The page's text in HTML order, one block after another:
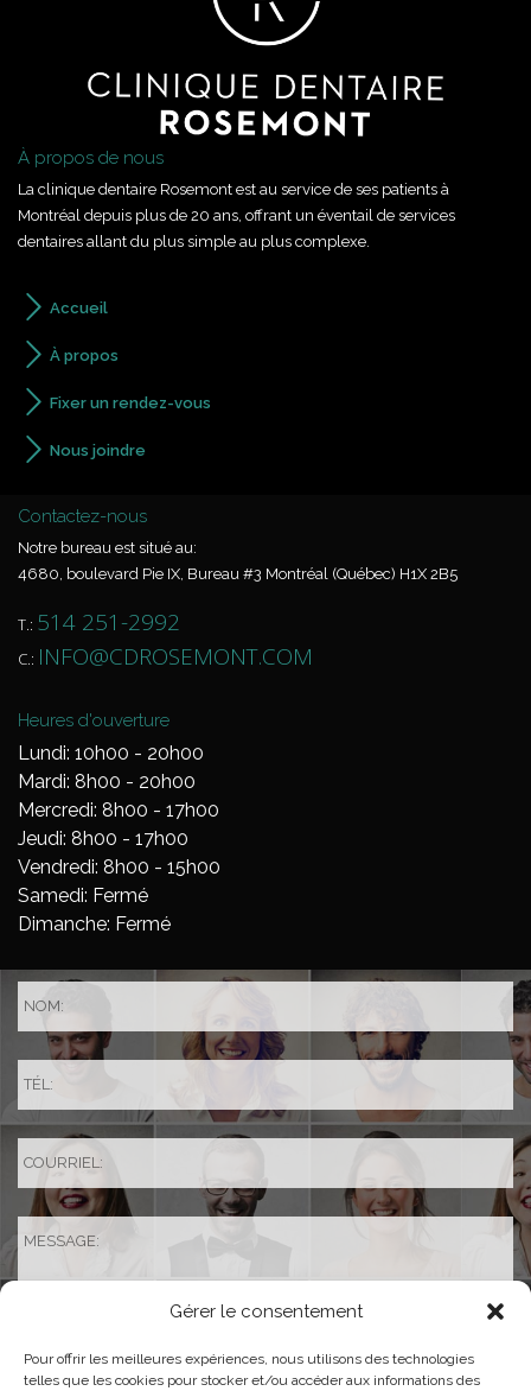
Gérer le consentement
Pour offrir les meilleures expériences, nous utilisons des technologies
telles que les cookies pour stocker et/ou accéder aux informations des
À propos de nous
La clinique dentaire Rosemont est au service de ses patients à
Montréal depuis plus de 20 ans, offrant un éventail de services
dentaires allant du plus simple au plus complexe.
Accueil
À propos
Fixer un rendez-vous
Nous joindre
Contactez-nous
Notre bureau est situé au:
4680, boulevard Pie IX, Bureau #3 Montréal (Québec) H1X 2B5
T.: 514 251-2992
C.: INFO@CDROSEMONT.COM
Heures d'ouverture
Lundi: 10h00 - 20h00
Mardi: 8h00 - 20h00
Mercredi: 8h00 - 17h00
Jeudi: 8h00 - 17h00
Vendredi: 8h00 - 15h00
Samedi: Fermé
Dimanche: Fermé